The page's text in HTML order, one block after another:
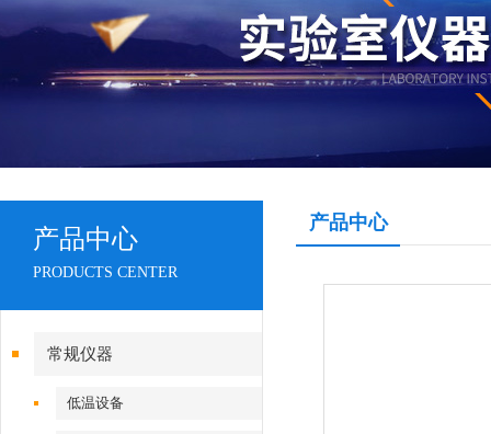
产品中心
PRODUCTS CENTER
常规仪器
低温设备
产品中心